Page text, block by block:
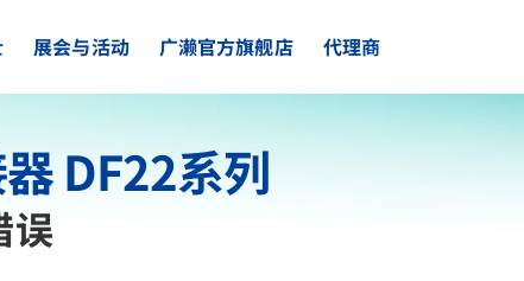
展会与活动 广濑官方旗舰店 代理商
DF22系列
误